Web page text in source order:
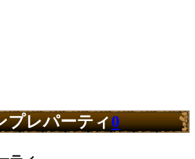
プレパーティ0